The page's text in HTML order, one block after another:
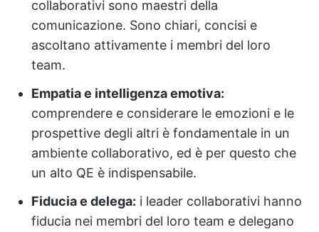
collaborativi sono maestri della
comunicazione. Sono chiari, concisi e
ascoltano attivamente i membri del loro
team.
Empatia e intelligenza emotiva:
comprendere e considerare le emozioni e le
prospettive degli altri è fondamentale in un
ambiente collaborativo, ed è per questo che
un alto QE è indispensabile.
Fiducia e delega: i leader collaborativi hanno
fiducia nei membri del loro team e delegano